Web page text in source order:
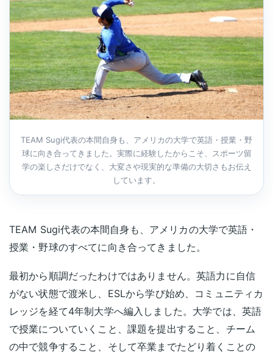
TEAM Sugi代表の本間自身も、アメリカの大学で英語・授業・野
球に向き合ってきました。実際に経験したからこそ、スポーツ留
学の楽しさだけでなく、大変さや現実的な準備の大切さもお伝え
しています。
TEAM Sugi代表の本間自身も、アメリカの大学で英語・
授業・野球のすべてに向き合ってきました。
最初から順調だったわけではありません。英語力に自信
がない状態で渡米し、ESLから学び始め、コミュニティカ
レッジを経て4年制大学へ編入しました。大学では、英語
で授業についていくこと、課題を提出すること、チーム
の中で競争すること、そして卒業までたどり着くことの